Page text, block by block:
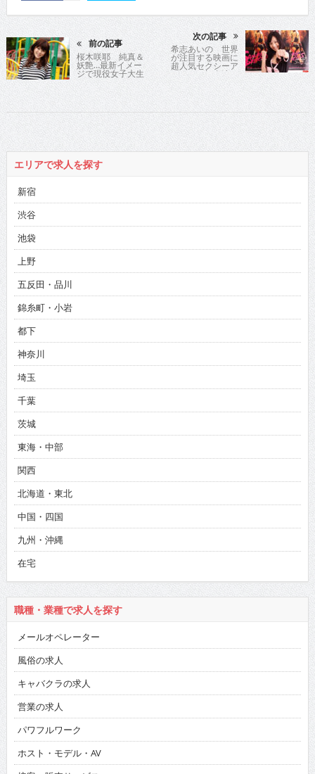
前の記事
桜木咲耶 純真＆
妖艶…最新イメー
ジで現役女子大生
アイドルのセクシ
ー解禁
次の記事
希志あいの 世界
が注目する映画に
超人気セクシーア
イドルが初出演＆
初主演！
エリアで求人を探す
新宿
渋谷
池袋
上野
五反田・品川
錦糸町・小岩
都下
神奈川
埼玉
千葉
茨城
東海・中部
関西
北海道・東北
中国・四国
九州・沖縄
在宅
職種・業種で求人を探す
メールオペレーター
風俗の求人
キャバクラの求人
営業の求人
パワフルワーク
ホスト・モデル・AV